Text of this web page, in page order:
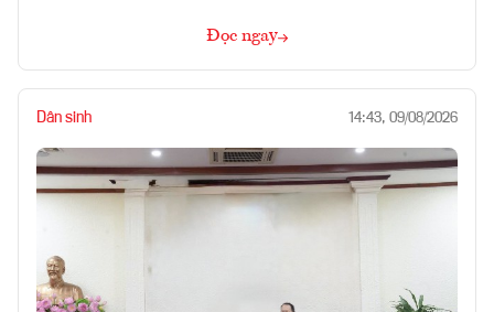
Đọc ngay
Dân sinh 14:43, 09/08/2026